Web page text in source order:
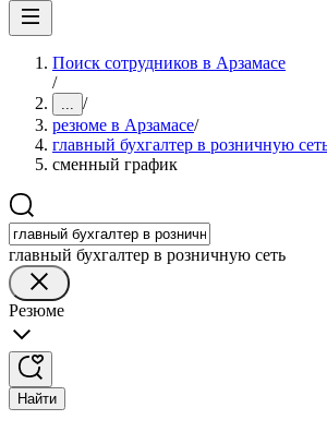
Поиск сотрудников в Арзамасе
/
... /
резюме в Арзамасе/
главный бухгалтер в розничную
сменный график
главный бухгалтер в розничную сеть
Резюме
Найти